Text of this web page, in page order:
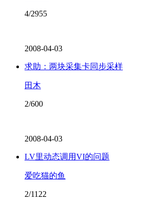
4/2955
2008-04-03
求助：两块采集卡同步采样
田木
2/600
2008-04-03
LV里动态调用VI的问题
爱吃猫的鱼
2/1122